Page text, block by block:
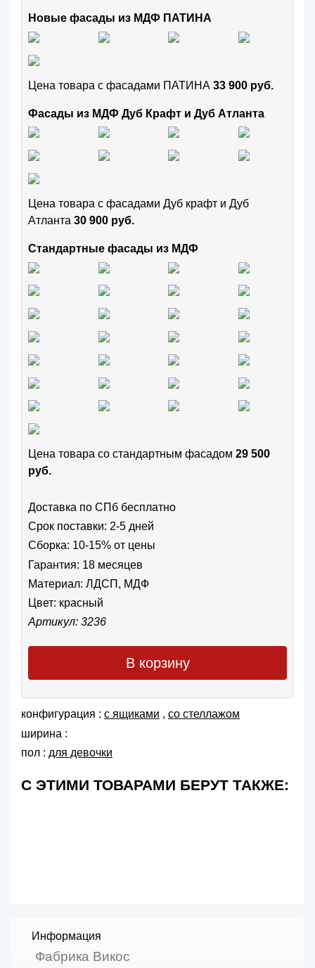
Новые фасады из МДФ ПАТИНА
Цена товара с фасадами ПАТИНА 33 900 руб.
Фасады из МДФ Дуб Крафт и Дуб Атланта
Цена товара с фасадами Дуб крафт и Дуб
Атланта 30 900 руб.
Стандартные фасады из МДФ
Цена товара cо стандартным фасадом 29 500
руб.
Доставка по СПб бесплатно
Срок поставки: 2-5 дней
Сборка: 10-15% от цены
Гарантия: 18 месяцев
Материал: ЛДСП, МДФ
Цвет: красный
Артикул: 3236
В корзину
конфигурация : с ящиками , со стеллажом
ширина :
пол : для девочки
С ЭТИМИ ТОВАРАМИ БЕРУТ ТАКЖЕ:
Информация
Фабрика Викос